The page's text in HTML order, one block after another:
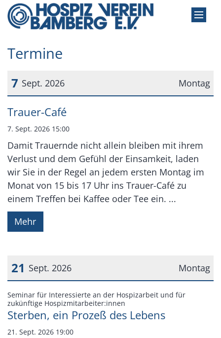
Zum Inhalt springen
Termine
Montag
7 Sept. 2026
Datum: 7. September 2026
Trauer-Café
7. Sept. 2026 15:00
Damit Trauernde nicht allein bleiben mit ihrem
Verlust und dem Gefühl der Einsamkeit, laden
wir Sie in der Regel an jedem ersten Montag im
Monat von 15 bis 17 Uhr ins Trauer-Café zu
einem Treffen bei Kaffee oder Tee ein. ...
Mehr
Montag
21 Sept. 2026
Datum: 21. September 2026
Seminar für Interessierte an der Hospizarbeit und für
zukünftige Hospizmitarbeiter:innen
Sterben, ein Prozeß des Lebens
21. Sept. 2026 19:00